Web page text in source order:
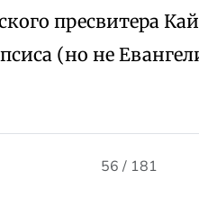
пресвитера
(но не
56 / 181